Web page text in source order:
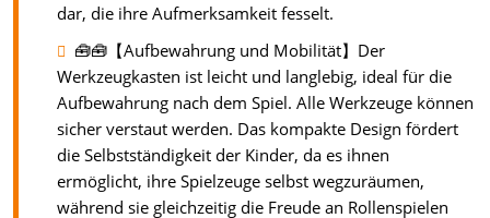
dar, die ihre Aufmerksamkeit fesselt.
🧰🧰【Aufbewahrung und Mobilität】Der
Werkzeugkasten ist leicht und langlebig, ideal für die
Aufbewahrung nach dem Spiel. Alle Werkzeuge können
sicher verstaut werden. Das kompakte Design fördert
die Selbstständigkeit der Kinder, da es ihnen
ermöglicht, ihre Spielzeuge selbst wegzuräumen,
während sie gleichzeitig die Freude an Rollenspielen